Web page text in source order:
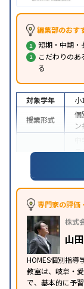
編集部のおす
短期・中期・
こだわりの
る
対象学年 小
授業形式
個
テ
(
特徴
中
応
科
の
専門家の評価
株式
山
HOMES個別指導
教室は、岐阜・
で、基本的に予